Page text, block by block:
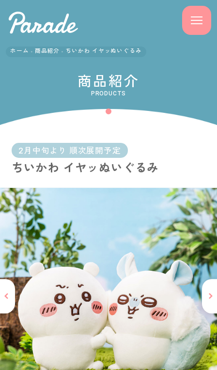
よくある質問
会社概要
採用情報
サポート
お問い合わせ
PRIZE 公式 X
PRIZE 公式 Instagram
CAPSULE TOY 公式 X
CAPSULE TOY 公式 Instagram
ホーム 商品紹介 ちいかわ イヤッぬいぐるみ
商品紹介
PRODUCTS
2月中旬より 順次展開予定
ちいかわ イヤッぬいぐるみ